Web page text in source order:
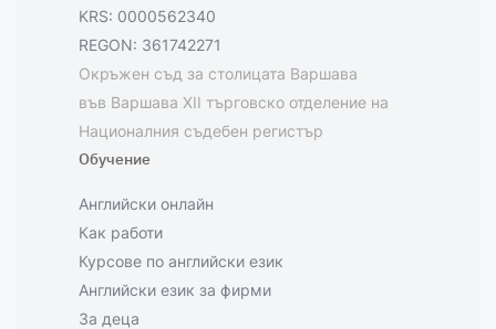
KRS: 0000562340
REGON: 361742271
Окръжен съд за столицата Варшава
във Варшава XII търговско отделение на
Националния съдебен регистър
Обучение
Английски онлайн
Как работи
Курсове по английски език
Английски език за фирми
За деца